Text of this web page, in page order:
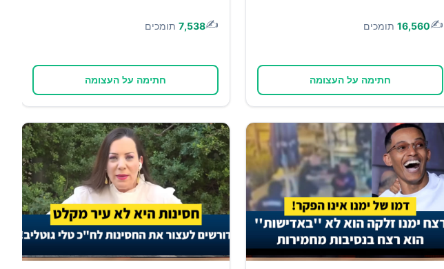
✍️
16,560 תומכים
חתימה על העצומה
✍️
7,538 תומכים
חתימה על העצומה